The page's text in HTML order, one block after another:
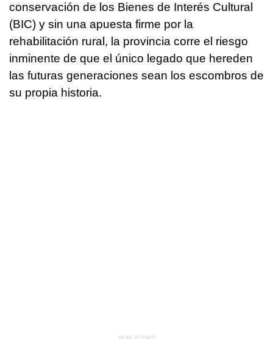
conservación de los Bienes de Interés Cultural
(BIC) y sin una apuesta firme por la
rehabilitación rural, la provincia corre el riesgo
inminente de que el único legado que hereden
las futuras generaciones sean los escombros de
su propia historia.